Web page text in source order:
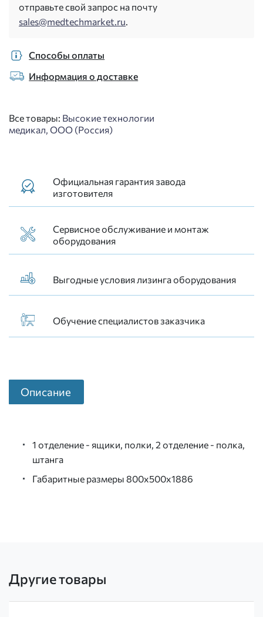
отправьте свой запрос на почту
sales@medtechmarket.ru
Способы оплаты
Информация о доставке
Все товары: Высокие технологии
медикал, ООО (Россия)
Официальная гарантия завода
изготовителя
Сервисное обслуживание и монтаж
оборудования
Выгодные условия лизинга оборудования
Обучение специалистов заказчика
Описание
1 отделение - ящики, полки, 2 отделение - полка,
штанга
Габаритные размеры 800х500х1886
Другие товары